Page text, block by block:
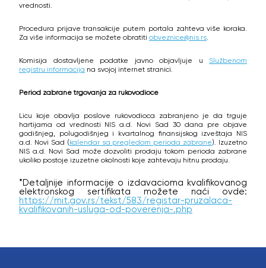
vrednosti.
Procedura prijave transakcije putem portala zahteva više koraka.
Za više informacija se možete obratiti obveznice@nis.rs.
Komisija dostavljene podatke javno objavljuje u Službenom
registru informacija na svojoj internet stranici.
Period zabrane trgovanja za rukovodioce
Licu koje obavlja poslove rukovodioca zabranjeno je da trguje
hartijama od vrednosti NIS a.d. Novi Sad 30 dana pre objave
godišnjeg, polugodišnjeg i kvartalnog finansijskog izveštaja NIS
a.d. Novi Sad (kalendar sa pregledom perioda zabrane). Izuzetno
NIS a.d. Novi Sad može dozvoliti prodaju tokom perioda zabrane
ukoliko postoje izuzetne okolnosti koje zahtevaju hitnu prodaju.
*Detaljnije informacije o izdavacioma kvalifikovanog
elektronskog sertifikata možete naći ovde:
https://mit.gov.rs/tekst/583/registar-pruzalaca-
kvalifikovanih-usluga-od-poverenja-.php